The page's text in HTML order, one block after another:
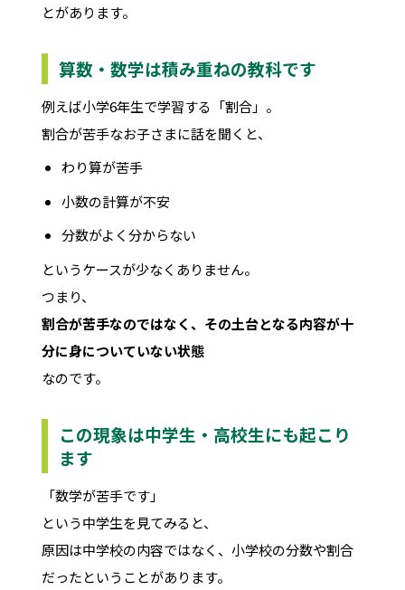
とがあります。
算数・数学は積み重ねの教科です
例えば小学6年生で学習する「割合」。
割合が苦手なお子さまに話を聞くと、
わり算が苦手
小数の計算が不安
分数がよく分からない
というケースが少なくありません。
つまり、
割合が苦手なのではなく、その土台となる内容が十
分に身についていない状態
なのです。
この現象は中学生・高校生にも起こり
ます
「数学が苦手です」
という中学生を見てみると、
原因は中学校の内容ではなく、小学校の分数や割合
だったということがあります。